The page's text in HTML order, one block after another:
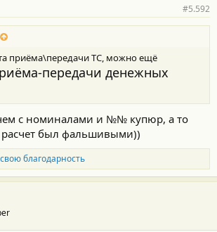
#5.592
приёма\передачи ТС, можно ещё
передачи денежных
с номиналами и №№ купюр, а то
расчет был фальшивыми))
благодарность